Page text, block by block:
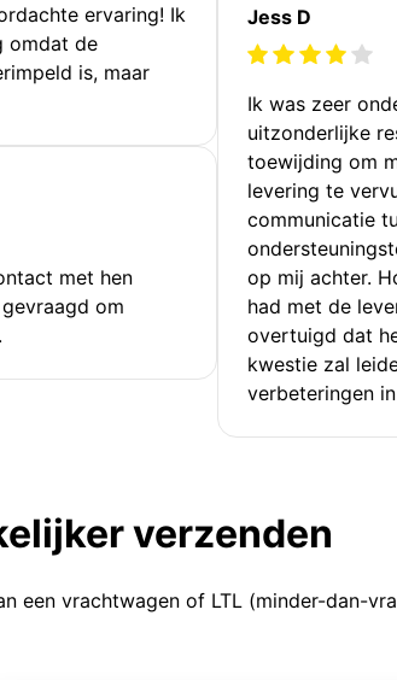
ervaring! Ik
omdat de
is, maar
met hen
om
Jess D
Ik was zeer
uitzonderlijke
toewijding om
levering te
communicatie
op mij achter.
had met de
overtuigd dat
kwestie zal
verbeteringen
verzenden
een vrachtwagen of LTL (minder-dan-